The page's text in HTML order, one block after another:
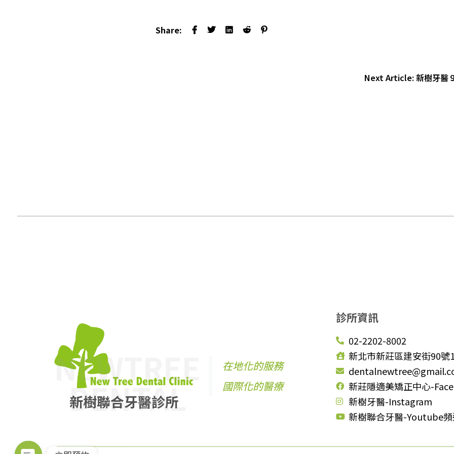
Share:
Next Article:新樹牙醫
NEWTREE
DENTAL
新樹聯合牙醫診所
在地化的服務
國際化的醫療
診所資訊
02-2202-8002
新北市新莊區建安街90號
新莊隱適美矯正中心-
新樹牙醫-Instagram
新樹聯合牙醫-Youtube